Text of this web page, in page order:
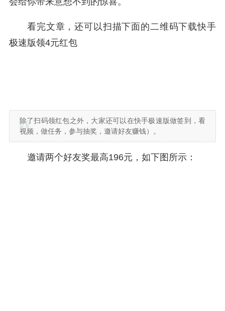
看完文章，还可以扫描下面的二维码下载快手
极速版领4元红包
除了扫码领红包之外，大家还可以在快手极速版做签到，看
视频，做任务，参与抽奖，邀请好友赚钱）。
邀请两个好友奖最高196元，如下图所示：